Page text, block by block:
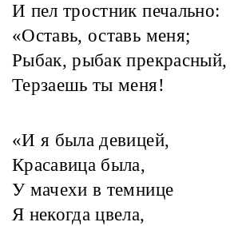
И пел тростник печально:
«Оставь, оставь меня;
Рыбак, рыбак прекрасный,
Терзаешь ты меня!
«И я была девицей,
Красавица была,
У мачехи в темнице
Я некогда цвела,